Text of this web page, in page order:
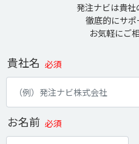
発注ナビは貴
徹底的にサポ
お気軽にご
貴社名 必須
お名前 必須